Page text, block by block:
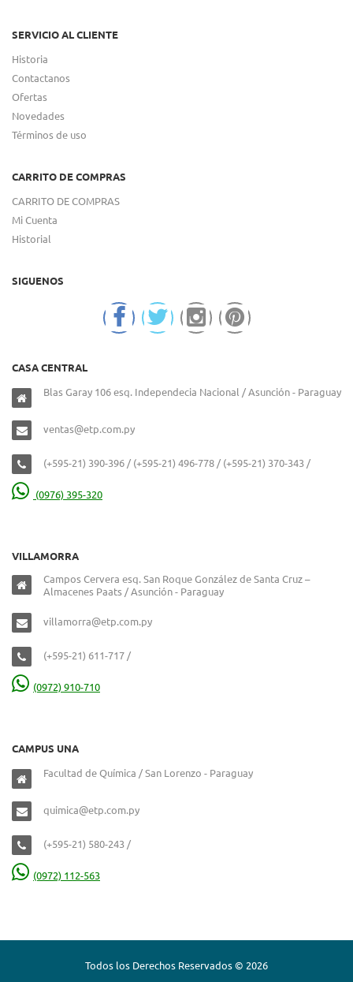
SERVICIO AL CLIENTE
Historia
Contactanos
Ofertas
Novedades
Términos de uso
CARRITO DE COMPRAS
CARRITO DE COMPRAS
Mi Cuenta
Historial
SIGUENOS
CASA CENTRAL
Blas Garay 106 esq. Independecia Nacional / Asunción - Paraguay
ventas@etp.com.py
(+595-21) 390-396 / (+595-21) 496-778 / (+595-21) 370-343 /
(0976) 395-320
VILLAMORRA
Campos Cervera esq. San Roque González de Santa Cruz –
Almacenes Paats / Asunción - Paraguay
villamorra@etp.com.py
(+595-21) 611-717 /
(0972) 910-710
CAMPUS UNA
Facultad de Química / San Lorenzo - Paraguay
quimica@etp.com.py
(+595-21) 580-243 /
(0972) 112-563
Todos los Derechos Reservados © 2026